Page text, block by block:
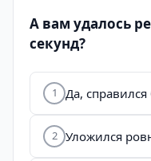
А вам удалось
секунд?
1 Да,
2 Уложился